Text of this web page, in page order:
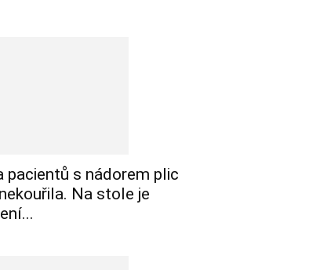
pacientů s nádorem plic
Na stole je